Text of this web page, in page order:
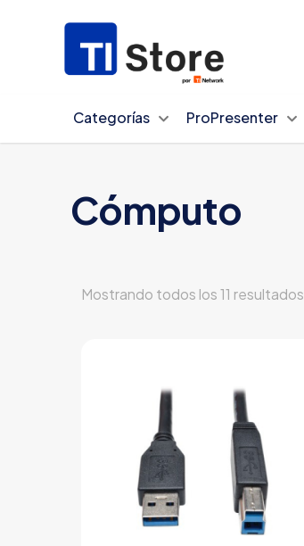
Categorías ProPresenter
Cómputo
Mostrando todos los 11 resultados